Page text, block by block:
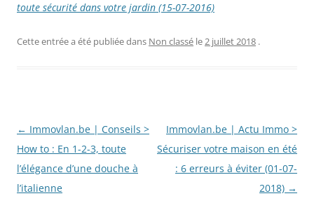
toute sécurité dans votre jardin (15-07-2016)
Cette entrée a été publiée dans Non classé le2 juillet 2018 .
Navigation
des
articles
← Immovlan.be | Conseils >
How to : En 1-2-3, toute
l’élégance d’une douche à
l’italienne
Immovlan.be | Actu Immo >
Sécuriser votre maison en été
: 6 erreurs à éviter (01-07-
2018) →